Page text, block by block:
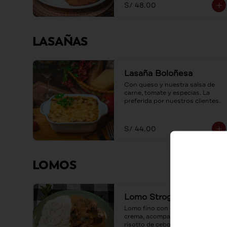
S/ 48.00
LASAÑAS
Lasaña Boloñesa
Con queso y nuestra salsa de
carne, tomate y especias. La
preferida por nuestros clientes.
S/ 44.00
LOMOS
Lomo Strogonoff
Lomo fino con champiñones y
crema, acompañado de un
risotto de cebolla caramelizada.